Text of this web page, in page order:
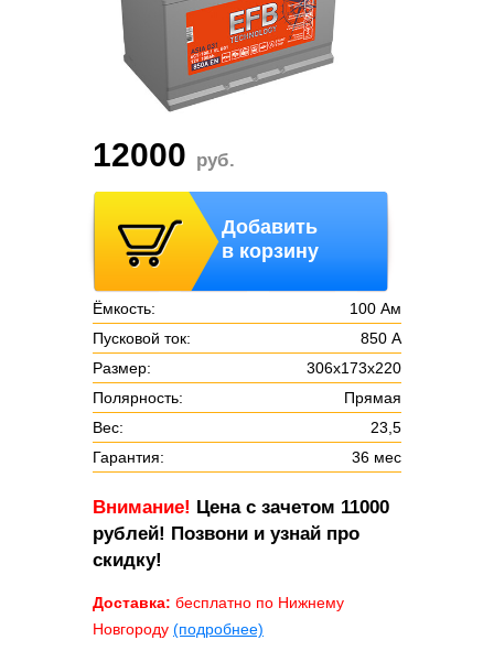
12000 руб.
Добавить
в корзину
Ёмкость:
100 Ам
Пусковой ток:
850 А
Размер:
306х173х220
Полярность:
Прямая
Вес:
23,5
Гарантия:
36 мес
Внимание! Цена с зачетом 11000
рублей! Позвони и узнай про
скидку!
Доставка: бесплатно по Нижнему
Новгороду (подробнее)